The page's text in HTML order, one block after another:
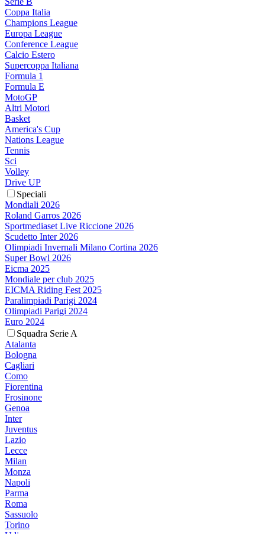
Coppa Italia
Champions League
Europa League
Conference League
Calcio Estero
Supercoppa Italiana
Formula 1
Formula E
MotoGP
Altri Motori
Basket
America's Cup
Nations League
Tennis
Sci
Volley
Drive UP
Speciali
Mondiali 2026
Roland Garros 2026
Sportmediaset Live Riccione 2026
Scudetto Inter 2026
Olimpiadi Invernali Milano Cortina 2026
Super Bowl 2026
Eicma 2025
Mondiale per club 2025
EICMA Riding Fest 2025
Paralimpiadi Parigi 2024
Olimpiadi Parigi 2024
Euro 2024
Squadra Serie A
Atalanta
Bologna
Cagliari
Como
Fiorentina
Frosinone
Genoa
Inter
Juventus
Lazio
Lecce
Milan
Monza
Napoli
Parma
Roma
Sassuolo
Torino